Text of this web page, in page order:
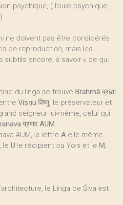
psychique, ( l’ouïe psychique,
ne doivent pas être considérés
de reproduction, mais les
subtils encore, à savoir « ce qui
du linga se trouve Brahmā ब्रह्मा
Víṣṇu विष्णु, le préservateur et
seigneur lui-même, celui qui
प्रणवAUM.
AUM, la lettre A elle même
le U le récipient ou Yoni et le M,
le Linga de Śiva est